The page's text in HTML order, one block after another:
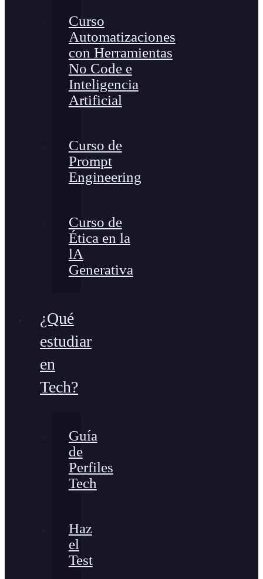
Curso
Automatizaciones
con Herramientas
No Code e
Inteligencia
Artificial
Curso de
Prompt
Engineering
Curso de
Ética en la
lA
Generativa
¿Qué
estudiar
en
Tech?
Guía
de
Perfiles
Tech
Haz
el
Test